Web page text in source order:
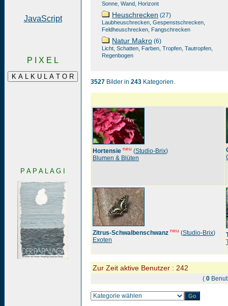
JavaScript
P I X E L
P A P A L A G I
Sonne, Wand, Horizont
Heuschrecken (27)
Laubheuschrecken, Gespenstschrecken,
Feldheuschrecken, Fangschrecken
Natur Makro (6)
Licht, Schatten, Farben, Tropfen, Tautropfen,
Regenbogen
3527 Bilder in 243 Kategorien.
Hortensie neu (Studio-Brix)
Blumen & Blüten
Zitrus-Schwalbenschwanz neu (Studio-Brix)
Exoten
Zur Zeit aktive Benutzer : 242
( 0